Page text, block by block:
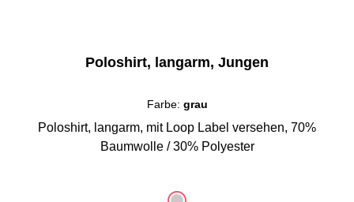
Poloshirt, langarm, Jungen
Farbe: grau
Poloshirt, langarm, mit Loop Label versehen, 70%
Baumwolle / 30% Polyester